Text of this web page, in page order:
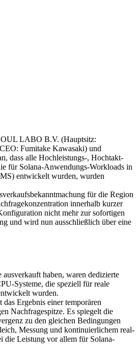
LABO B.V. (Hauptsitz:
Fumitake Kawasaki) und
dass alle Hochleistungs-, Hochtakt-
für Solana-Anwendungs-Workloads in
entwickelt wurden, wurden
für die Region
innerhalb kurzer
nicht mehr zur sofortigen
und wird nun ausschließlich über eine
haben, waren dedizierte
Systeme, die speziell für reale
wurden.
Ergebnis einer temporären
Nachfragespitze. Es spiegelt die
zu den gleichen Bedingungen
Messung und kontinuierlichem real-
die Leistung vor allem für Solana-